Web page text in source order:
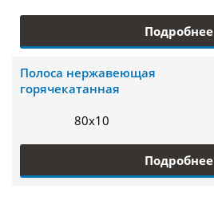
Подробнее
Полоса нержавеющая
горячекатанная
80х10
Подробнее